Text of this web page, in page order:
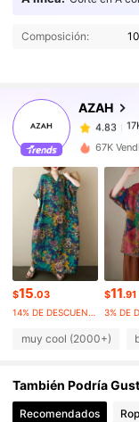
Composición:
AZAH
4.83
4.83
v***i
4.83
4.83
4.83
4.83
67K
$15.03
14% DE DESCUENTO
$11.91
3% DE
muy cool (2000+)
También Podría
Recomendados